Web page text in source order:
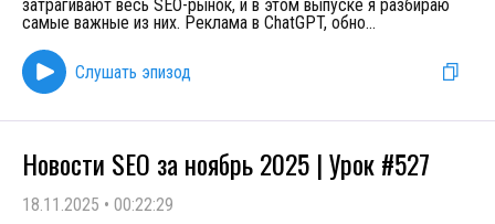
затрагивают весь SEO-рынок, и в этом выпуске я разбираю
самые важные из них. Реклама в ChatGPT, обно...
Слушать эпизод
Новости SEO за ноябрь 2025 | Урок #527
18.11.2025 • 00:22:29